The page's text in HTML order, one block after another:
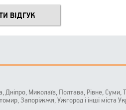
Дніпро, Миколаїв, Полтава, Рівне,
Запоріжжя, Ужгород і інші міста